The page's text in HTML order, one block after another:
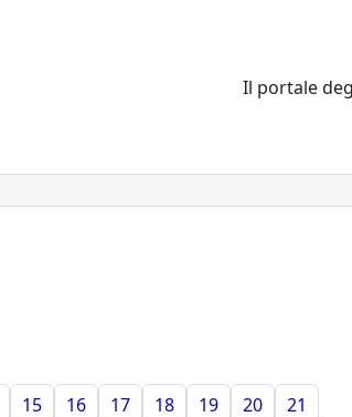
Il portale
15 16 17 18 19 20
21